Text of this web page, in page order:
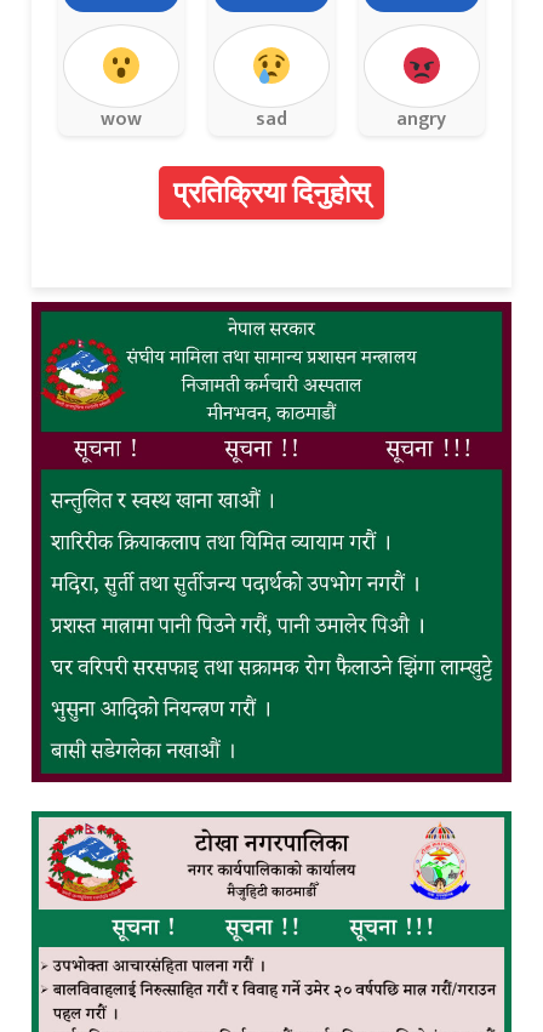
wow sad angry
प्रतिक्रिया दिनुहोस्